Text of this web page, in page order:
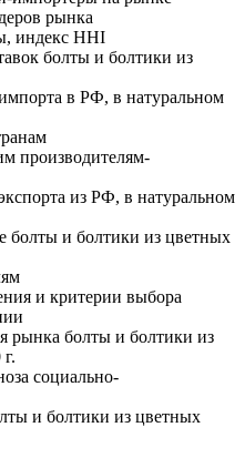
рынка
индекс HHI
болты и болтики из
в РФ, в натуральном
производителям-
из РФ, в натуральном
болты и болтики из цветных
и критерии выбора
рынка болты и болтики из
социально-
и болтики из цветных